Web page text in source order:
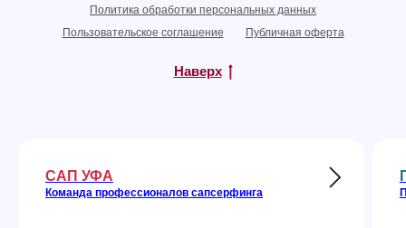
Политика обработки персональных данных
Пользовательское соглашение
Публичная оферта
Наверх
САП УФА
Команда профессионалов сапсерфинга